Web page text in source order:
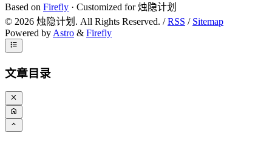
Based on Firefly · Customized for 烛隐计划
© 2026 烛隐计划. All Rights Reserved. /RSS / Sitemap
Powered byAstro & Firefly
文章目录